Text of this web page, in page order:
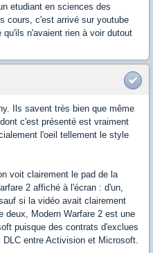
etudiant en sciences des
cours, c'est arrivé sur youtube
n'avaient rien à voir dutout
Ils savent très bien que même
c'est présenté est vraiment
l'oeil tellement le style
voit clairement le pad de la
2 affiché à l'écran : d'un,
si la vidéo avait clairement
deux, Modern Warfare 2 est une
puisque des contrats d'exclues
entre Activision et Microsoft.